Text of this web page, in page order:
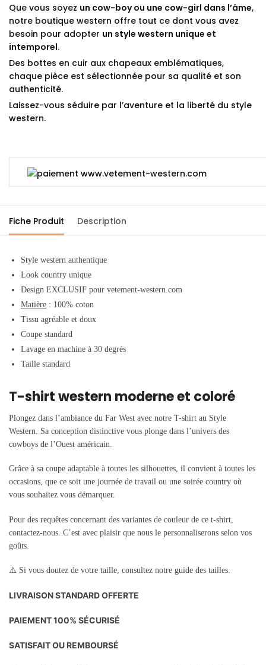
Que vous soyez un cow-boy ou une cow-girl dans l’âme,
notre boutique western offre tout ce dont vous avez
besoin pour adopter un style western unique et
intemporel.
Des bottes en cuir aux chapeaux emblématiques,
chaque pièce est sélectionnée pour sa qualité et son
authenticité.
Laissez-vous séduire par l’aventure et la liberté du style
western.
Fiche Produit Description
Style western authentique
Look country unique
Design EXCLUSIF pour vetement-western.com
Matière : 100% coton
Tissu agréable et doux
Coupe standard
Lavage en machine à 30 degrés
Taille standard
T-shirt western moderne et coloré
Plongez dans l’ambiance du Far West avec notre T-shirt au Style
Western. Sa conception distinctive vous plonge dans l’univers des
cowboys de l’Ouest américain.
Grâce à sa coupe adaptable à toutes les silhouettes, il convient à toutes les
occasions, que ce soit une journée de travail ou une soirée country où
vous souhaitez vous démarquer.
Pour des requêtes concernant des variantes de couleur de ce t-shirt,
contactez-nous. C’est avec plaisir que nous le personnaliserons selon vos
goûts.
⚠️ Si vous doutez de votre taille, consultez notre guide des tailles.
LIVRAISON STANDARD OFFERTE
PAIEMENT 100% SÉCURISÉ
SATISFAIT OU REMBOURSÉ